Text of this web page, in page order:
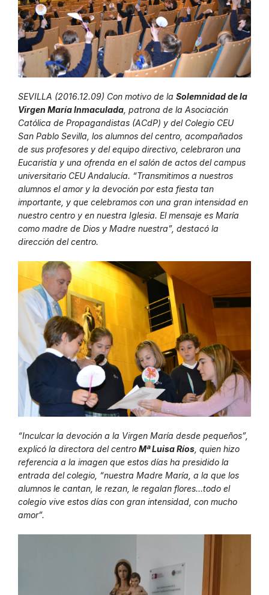
SEVILLA (2016.12.09) Con motivo de la Solemnidad de la
Virgen María Inmaculada , patrona de la Asociación
Católica de Propagandistas (ACdP) y del Colegio CEU
San Pablo Sevilla, los alumnos del centro, acompañados
de sus profesores y del equipo directivo, celebraron una
Eucaristía y una ofrenda en el salón de actos del campus
universitario CEU Andalucía. “Transmitimos a nuestros
alumnos el amor y la devoción por esta fiesta tan
importante, y que celebramos con una gran intensidad en
nuestro centro y en nuestra Iglesia. El mensaje es María
como madre de Dios y Madre nuestra”, destacó la
dirección del centro.
“Inculcar la devoción a la Virgen María desde pequeños”,
explicó la directora del centro Mª Luisa Ríos , quien hizo
referencia a la imagen que estos días ha presidido la
entrada del colegio, “nuestra Madre María, a la que los
alumnos le cantan, le rezan, le regalan flores…todo el
colegio vive estos días con gran intensidad, con mucho
amor”.